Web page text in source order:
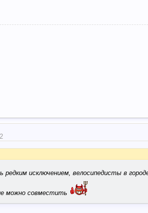
редким исключением, велосипедисты в
можно совместить